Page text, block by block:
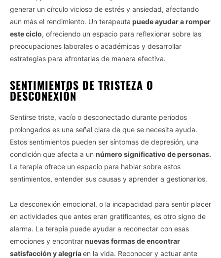
generar un círculo vicioso de estrés y ansiedad, afectando
aún más el rendimiento. Un terapeuta puede ayudar a romper
este ciclo, ofreciendo un espacio para reflexionar sobre las
preocupaciones laborales o académicas y desarrollar
estrategias para afrontarlas de manera efectiva.
SENTIMIENTOS DE TRISTEZA O
DESCONEXIÓN
Sentirse triste, vacío o desconectado durante períodos
prolongados es una señal clara de que se necesita ayuda.
Estos sentimientos pueden ser síntomas de depresión, una
condición que afecta a un número significativo de personas.
La terapia ofrece un espacio para hablar sobre estos
sentimientos, entender sus causas y aprender a gestionarlos.
La desconexión emocional, o la incapacidad para sentir placer
en actividades que antes eran gratificantes, es otro signo de
alarma. La terapia puede ayudar a reconectar con esas
emociones y encontrarnuevas formas de encontrar
satisfacción y alegríaen la vida. Reconocer y actuar ante